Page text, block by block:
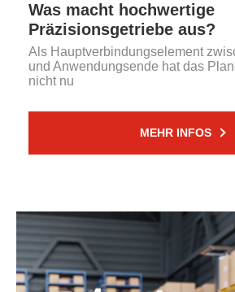
Was macht hochwertige
Präzisionsgetriebe aus?
Als Hauptverbindungselement
und Anwendungsende hat das
nicht nu
MEHR INFOS